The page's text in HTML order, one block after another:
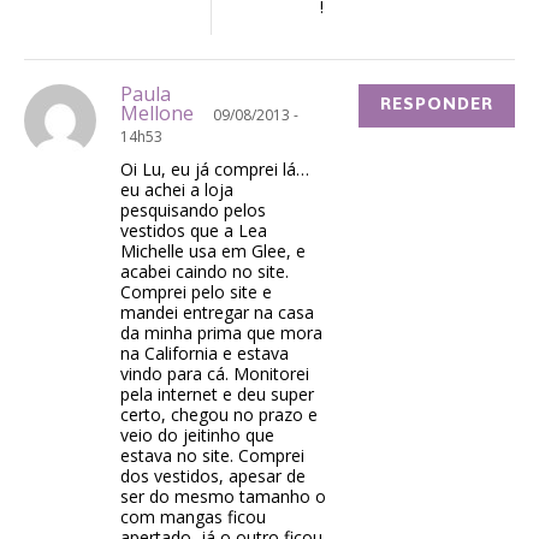
!
Paula
Mellone
09/08/2013 -
14h53
Oi Lu, eu já comprei lá…
eu achei a loja
pesquisando pelos
vestidos que a Lea
Michelle usa em Glee, e
acabei caindo no site.
Comprei pelo site e
mandei entregar na casa
da minha prima que mora
na California e estava
vindo para cá. Monitorei
pela internet e deu super
certo, chegou no prazo e
veio do jeitinho que
estava no site. Comprei
dos vestidos, apesar de
ser do mesmo tamanho o
com mangas ficou
RESPONDER